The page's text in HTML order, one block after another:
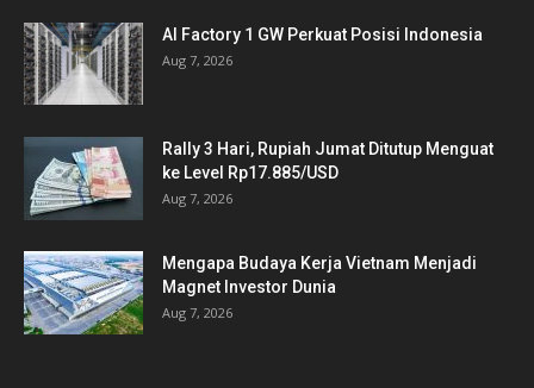
AI Factory 1 GW Perkuat Posisi Indonesia
Aug 7, 2026
Rally 3 Hari, Rupiah Jumat Ditutup Menguat
ke Level Rp17.885/USD
Aug 7, 2026
Mengapa Budaya Kerja Vietnam Menjadi
Magnet Investor Dunia
Aug 7, 2026